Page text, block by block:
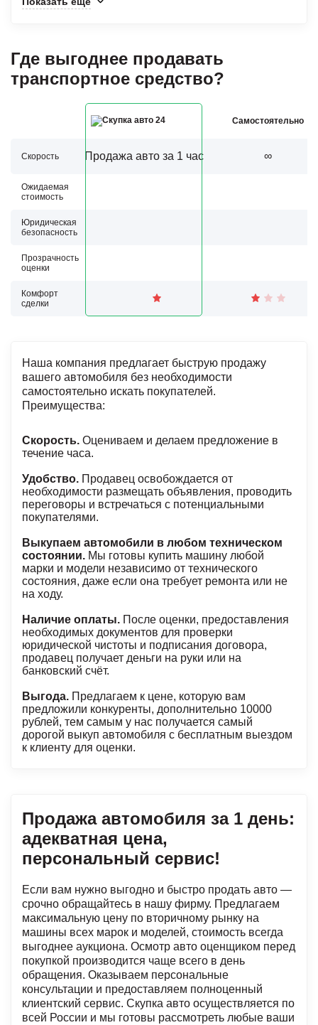
Где выгоднее продавать
транспортное средство?
Самостоятельно
Скорость Продажа авто за 1 час ∞
Ожидаемая
стоимость
Юридическая
безопасность
Прозрачность
оценки
Комфорт
сделки
Наша компания предлагает быструю продажу
вашего автомобиля без необходимости
самостоятельно искать покупателей.
Преимущества:
Скорость. Оцениваем и делаем предложение в
течение часа.
Удобство. Продавец освобождается от
необходимости размещать объявления, проводить
переговоры и встречаться с потенциальными
покупателями.
Выкупаем автомобили в любом техническом
состоянии. Мы готовы купить машину любой
марки и модели независимо от технического
состояния, даже если она требует ремонта или не
на ходу.
Наличие оплаты. После оценки, предоставления
необходимых документов для проверки
юридической чистоты и подписания договора,
продавец получает деньги на руки или на
банковский счёт.
Выгода. Предлагаем к цене, которую вам
предложили конкуренты, дополнительно 10000
рублей, тем самым у нас получается самый
дорогой выкуп автомобиля с бесплатным выездом
к клиенту для оценки.
Продажа автомобиля за 1 день:
адекватная цена,
персональный сервис!
Если вам нужно выгодно и быстро продать авто —
срочно обращайтесь в нашу фирму. Предлагаем
максимальную цену по вторичному рынку на
машины всех марок и моделей, стоимость всегда
выгоднее аукциона. Осмотр авто оценщиком перед
покупкой производится чаще всего в день
обращения. Оказываем персональные
консультации и предоставляем полноценный
клиентский сервис. Скупка авто осуществляется по
всей России и мы готовы рассмотреть любые ваши